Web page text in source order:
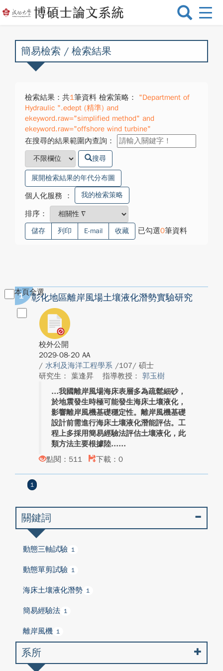
選
換
簡易檢索 / 檢索結果
檢索結果：共1筆資料 檢索策略：
"Department of
Hydraulic ".edept (精準) and
ekeyword.raw="simplified method" and
ekeyword.raw="offshore wind turbine"
在搜尋的結果範圍內查詢：
搜尋
展開檢索結果的年代分布圖
個人化服務 ： 我的檢索策略
排序：
儲存 列印 E-mail 收藏 已勾選0筆資料
本頁全選
1 彰化地區離岸風場土壤液化潛勢實驗研究
校外公開
2029-08-20 AA
/ 水利及海洋工程學系 /107/ 碩士
研究生： 葉逢昇
指導教授： 郭玉樹
我國離岸風場海床表層多為疏鬆細砂，
於地震發生時極可能發生海床土壤液化，
影響離岸風機基礎穩定性。離岸風機基礎
設計前需進行海床土壤液化潛能評估。工
程上多採用簡易經驗法評估土壤液化，此
類方法主要根據陸...
點閱：511
下載：0
1
關鍵詞
動態三軸試驗 1
動態單剪試驗 1
海床土壤液化潛勢 1
簡易經驗法 1
離岸風機 1
系所